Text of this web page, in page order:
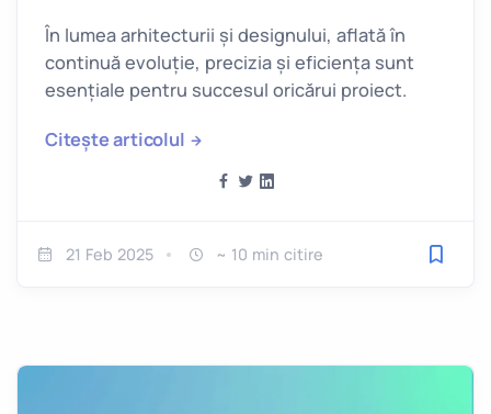
În lumea arhitecturii și designului, aflată în
continuă evoluție, precizia și eficiența sunt
esențiale pentru succesul oricărui proiect.
Citește articolul
21 Feb 2025 ~ 10 min citire